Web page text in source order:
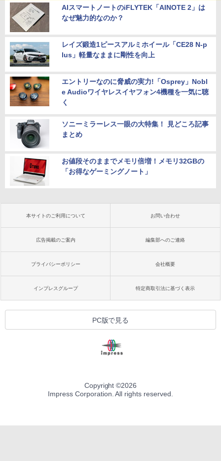
AIスマートノートのiFLYTEK「AINOTE 2」は
なぜ魅力的なのか？
レイズ鍛造1ピースアルミホイール「CE28 N-p
lus」軽量なままに剛性を向上
エントリーなのに脅威の実力!「Osprey」Nobl
e Audioワイヤレスイヤフォン4機種を一気に聴
く
ソニーミラーレス一眼の大特集！ 見どころ記事
まとめ
お値段そのままでメモリ倍増！メモリ32GBの
「お得なゲーミングノート」
本サイトのご利用について お問い合わせ
広告掲載のご案内 編集部へのご連絡
プライバシーポリシー 会社概要
インプレスグループ 特定商取引法に基づく表示
PC版で見る
Copyright ©2026
Impress Corporation. All rights reserved.